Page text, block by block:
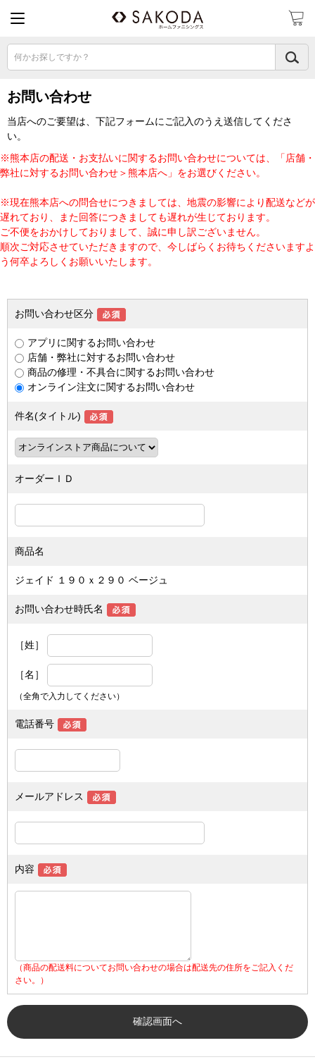
何かお探しですか？
お問い合わせ
当店へのご要望は、下記フォームにご記入のうえ送信してくださ
い。
※熊本店の配送・お支払いに関するお問い合わせについては、「店舗・
弊社に対するお問い合わせ＞熊本店へ」をお選びください。
※現在熊本店への問合せにつきましては、地震の影響により配送などが
遅れており、また回答につきましても遅れが生じております。
ご不便をおかけしておりまして、誠に申し訳ございません。
順次ご対応させていただきますので、今しばらくお待ちくださいますよ
う何卒よろしくお願いいたします。
お問い合わせ区分
アプリに関するお問い合わせ
店舗・弊社に対するお問い合わせ
商品の修理・不具合に関するお問い合わせ
オンライン注文に関するお問い合わせ
件名(タイトル)
オーダーＩＤ
商品名
ジェイド １９０ｘ２９０ ベージュ
お問い合わせ時氏名
［姓］
［名］
（全角で入力してください）
電話番号
メールアドレス
内容
（商品の配送料についてお問い合わせの場合は配送先の住所をご記入くだ
さい。）